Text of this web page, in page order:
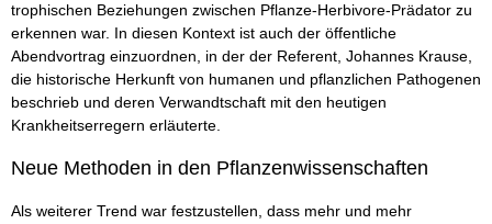
trophischen Beziehungen zwischen Pflanze-Herbivore-Prädator zu
erkennen war. In diesen Kontext ist auch der öffentliche
Abendvortrag einzuordnen, in der der Referent, Johannes Krause,
die historische Herkunft von humanen und pflanzlichen Pathogenen
beschrieb und deren Verwandtschaft mit den heutigen
Krankheitserregern erläuterte.
Neue Methoden in den Pflanzenwissenschaften
Als weiterer Trend war festzustellen, dass mehr und mehr